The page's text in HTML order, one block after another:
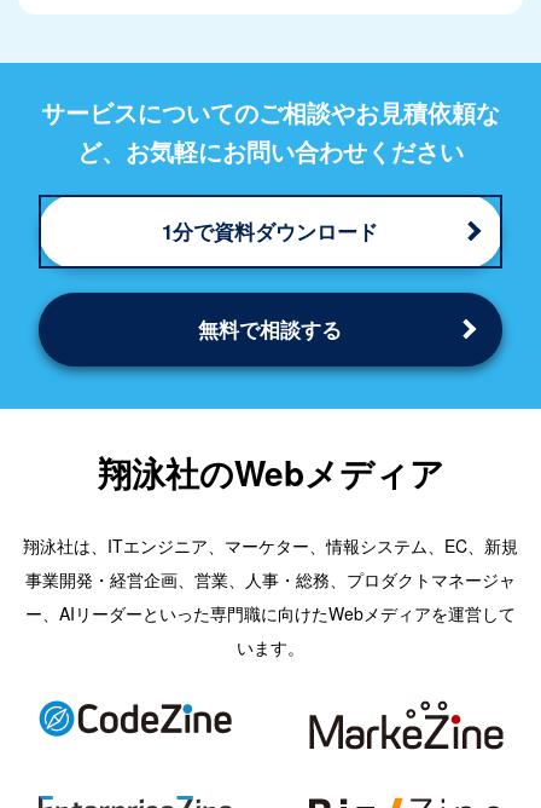
サービスについてのご相談やお見積依頼な
ど、 お気軽にお問い合わせください
1分で資料ダウンロード
無料で相談する
翔泳社のWebメディア
翔泳社は、ITエンジニア、マーケター、情報システム、EC、新規
事業開発・経営企画、営業、人事・総務、プロダクトマネージャ
ー、AIリーダーといった専門職に向けたWebメディアを運営して
います。